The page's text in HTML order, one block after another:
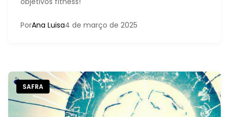
PorAna Luisa4 de março de 2025
SAFRA